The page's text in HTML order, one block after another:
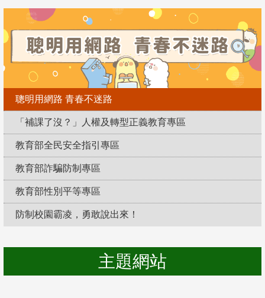
聰明用網路 青春不迷路
「補課了沒？」人權及轉型正義教育專區
教育部全民安全指引專區
教育部詐騙防制專區
教育部性別平等專區
防制校園霸凌，勇敢說出來！
主題網站